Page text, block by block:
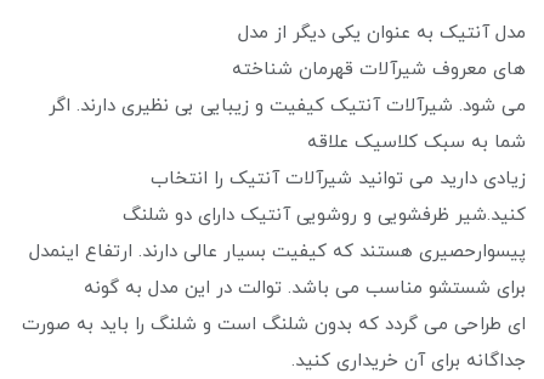
مدل آنتیک به عنوان یکی دیگر از مدل
های معروف شیرآلات قهرمان شناخته
می‌ شود. شیرآلات آنتیک کیفیت و زیبایی بی نظیری دارند. اگر
شما به سبک کلاسیک علاقه
زیادی دارید می ‌توانید شیرآلات آنتیک را انتخاب
کنید.شیر ظرفشویی و روشویی آنتیک دارای دو شلنگ
پیسوارحصیری هستند که کیفیت بسیار عالی دارند. ارتفاع اینمدل
برای شستشو مناسب می باشد. توالت در این مدل به گونه
ای طراحی می گردد که بدون شلنگ است و شلنگ را باید به صورت
جداگانه برای آن خریداری کنید.